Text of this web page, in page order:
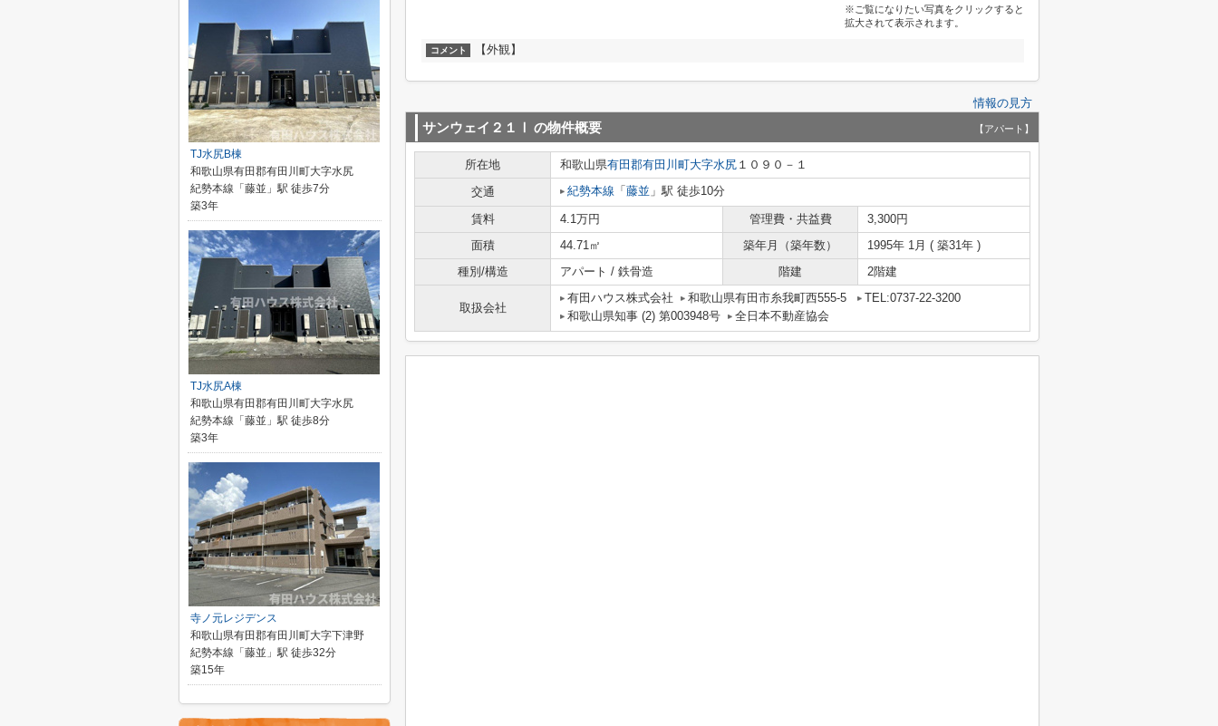
※ご覧になりたい写真をクリックすると
拡大されて表示されます。
コメント 【外観】
情報の見方
サンウェイ２１Ⅰ の物件概要 【アパート】
所在地 和歌山県有田郡有田川町大字水尻 １０９０－１
交通
紀勢本線 「 藤並 」駅 徒歩10分
賃料 4.1万円 管理費・共益費
3,300円
面積
44.71㎡ 築年月（築年数）
1995年 1月 ( 築31年 )
種別/構造
アパート / 鉄骨造 階建 2階建
取扱会社
有田ハウス株式会社 和歌山県有田市糸我町西555-5
TEL:0737-22-3200
和歌山県知事 (2) 第003948号
全日本不動産協会
TJ水尻B棟
和歌山県有田郡有田川町大字水尻
紀勢本線「藤並」駅 徒歩7分
築3年
TJ水尻A棟
和歌山県有田郡有田川町大字水尻
紀勢本線「藤並」駅 徒歩8分
築3年
寺ノ元レジデンス
和歌山県有田郡有田川町大字下津野
紀勢本線「藤並」駅 徒歩32分
築15年